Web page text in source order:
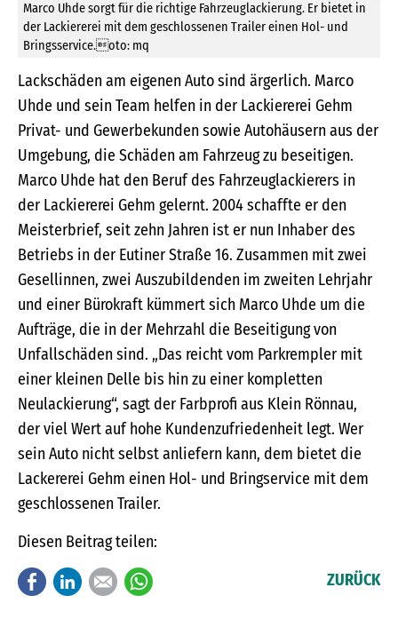
Marco Uhde sorgt für die richtige Fahrzeuglackierung. Er bietet in
der Lackiererei mit dem geschlossenen Trailer einen Hol- und
Bringsservice.oto: mq
Lackschäden am eigenen Auto sind ärgerlich. Marco
Uhde und sein Team helfen in der Lackiererei Gehm
Privat- und Gewerbekunden sowie Autohäusern aus der
Umgebung, die Schäden am Fahrzeug zu beseitigen.
Marco Uhde hat den Beruf des Fahrzeuglackierers in
der Lackiererei Gehm gelernt. 2004 schaffte er den
Meisterbrief, seit zehn Jahren ist er nun Inhaber des
Betriebs in der Eutiner Straße 16. Zusammen mit zwei
Gesellinnen, zwei Auszubildenden im zweiten Lehrjahr
und einer Bürokraft kümmert sich Marco Uhde um die
Aufträge, die in der Mehrzahl die Beseitigung von
Unfallschäden sind. „Das reicht vom Parkrempler mit
einer kleinen Delle bis hin zu einer kompletten
Neulackierung“, sagt der Farbprofi aus Klein Rönnau,
der viel Wert auf hohe Kundenzufriedenheit legt. Wer
sein Auto nicht selbst anliefern kann, dem bietet die
Lackererei Gehm einen Hol- und Bringservice mit dem
geschlossenen Trailer.
Diesen Beitrag teilen:
FacebookLinkedInE-mail ZURÜCK